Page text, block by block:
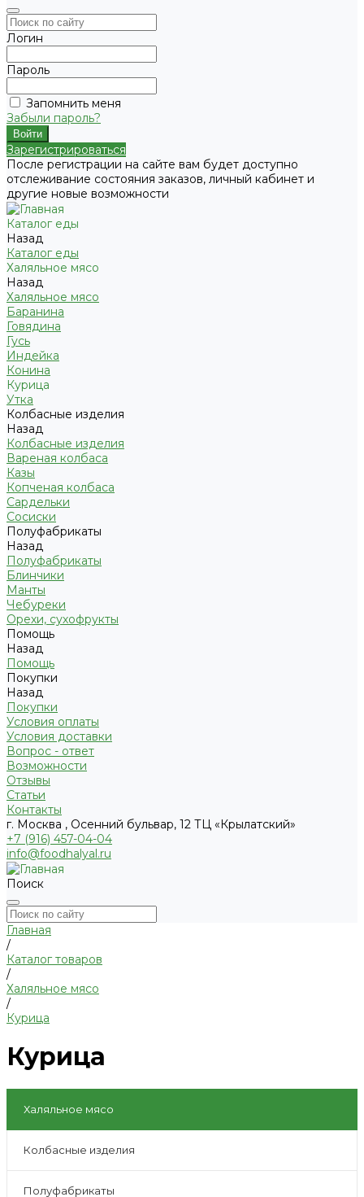
Логин
Пароль
Запомнить меня
Забыли пароль?
Зарегистрироваться
После регистрации на сайте вам будет доступно
отслеживание состояния заказов, личный кабинет и
другие новые возможности
Каталог еды
Назад
Каталог еды
Халяльное мясо
Назад
Халяльное мясо
Баранина
Говядина
Гусь
Индейка
Конина
Курица
Утка
Колбасные изделия
Назад
Колбасные изделия
Вареная колбаса
Казы
Копченая колбаса
Сардельки
Сосиски
Полуфабрикаты
Назад
Полуфабрикаты
Блинчики
Манты
Чебуреки
Орехи, сухофрукты
Помощь
Назад
Помощь
Покупки
Назад
Покупки
Условия оплаты
Условия доставки
Вопрос - ответ
Возможности
Отзывы
Статьи
Контакты
г. Москва , Осенний бульвар, 12 ТЦ «Крылатский»
+7 (916) 457-04-04
info@foodhalyal.ru
Поиск
Главная
/
Каталог товаров
/
Халяльное мясо
/
Курица
Курица
Халяльное мясо
Колбасные изделия
Полуфабрикаты